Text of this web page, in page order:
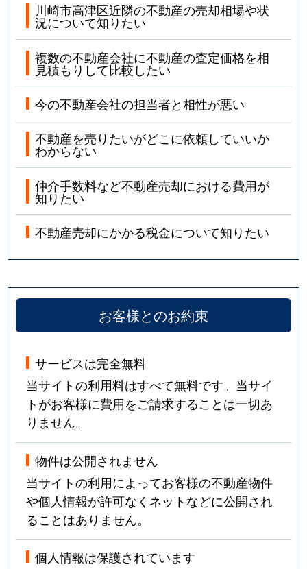
川崎市高津区近隣の不動産の売却相場や状
況について知りたい
複数の不動産会社に不動産の査定価格を相
見積もりして比較したい
今の不動産会社の担当者と相性が悪い
不動産を売りたいがどこに依頼していいか
わからない
仲介手数料など不動産売却における費用が
知りたい
不動産売却にかかる税金について知りたい
お客様とのお約束
サービスは完全無料
当サイトの利用料はすべて無料です。当サイ
トがお客様に費用をご請求することは一切あ
りません。
物件は公開されません
当サイトの利用によってお客様の不動産物件
や個人情報が許可なくネットなどに公開され
ることはありません。
個人情報は保護されています